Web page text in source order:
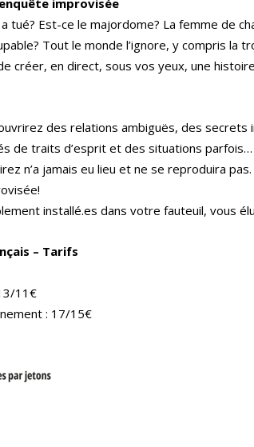
tué? Est-ce le majordome? La femme de
Tout le monde l’ignore, y compris la
créer, en direct, sous vos yeux, une histoire
des relations ambiguës, des
de traits d’esprit et des situations parfois…
n’a jamais eu lieu et ne se reproduira
installé.es dans votre fauteuil, vous
– Tarifs
11€
: 17/15€